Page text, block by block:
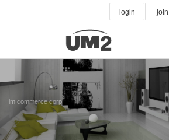
login join
im commerce corp